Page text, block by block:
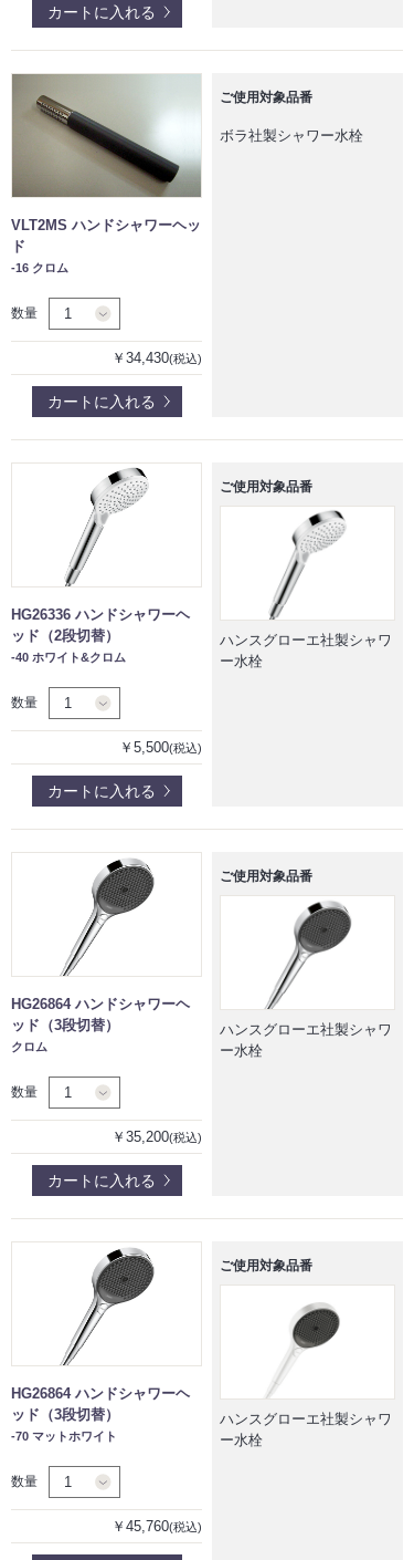
カートに入れる
VLT2MS ハンドシャワーヘッ
ド
-16 クロム
数量
￥34,430(税込)
カートに入れる
ご使用対象品番
ボラ社製シャワー水栓
HG26336 ハンドシャワーヘ
ッド（2段切替）
-40 ホワイト&クロム
数量
￥5,500(税込)
カートに入れる
ご使用対象品番
ハンスグローエ社製シャワ
ー水栓
HG26864 ハンドシャワーヘ
ッド（3段切替）
クロム
数量
￥35,200(税込)
カートに入れる
ご使用対象品番
ハンスグローエ社製シャワ
ー水栓
HG26864 ハンドシャワーヘ
ッド（3段切替）
-70 マットホワイト
数量
￥45,760(税込)
ご使用対象品番
ハンスグローエ社製シャワ
ー水栓